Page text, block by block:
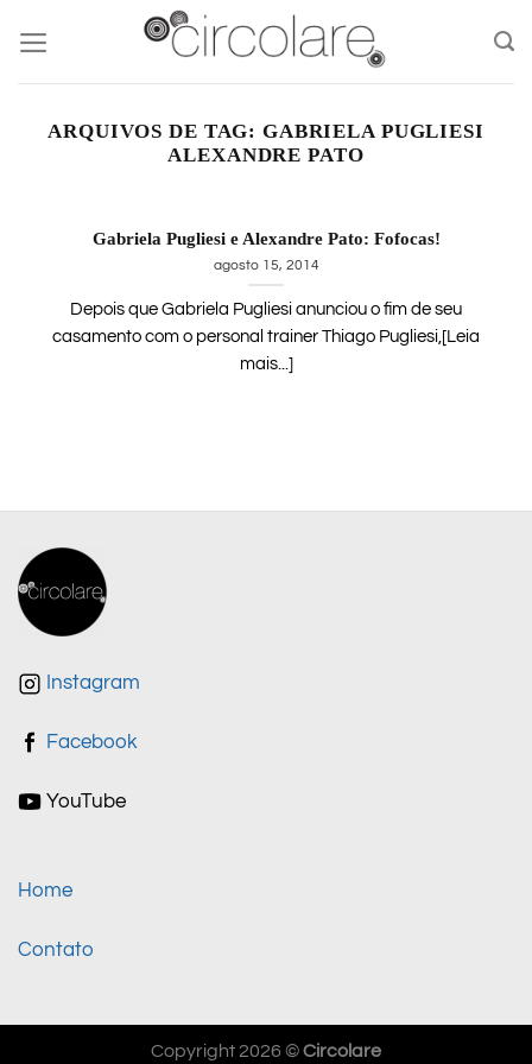
content
ARQUIVOS DE TAG: GABRIELA PUGLIESI
ALEXANDRE PATO
Gabriela Pugliesi e Alexandre Pato: Fofocas!
agosto 15, 2014
Depois que Gabriela Pugliesi anunciou o fim de seu
casamento com o personal trainer Thiago Pugliesi,[Leia
mais...]
Instagram
Facebook
YouTube
Home
Contato
Copyright 2026 ©Circolare